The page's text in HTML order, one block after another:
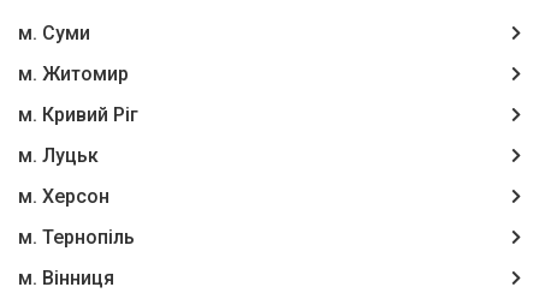
м. Суми
м. Житомир
м. Кривий Ріг
м. Луцьк
м. Херсон
м. Тернопіль
м. Вінниця